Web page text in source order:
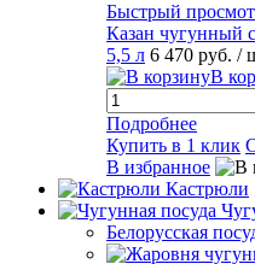
Быстрый
Казан чугунный
5,5 л 6 470 руб. /
В
Подробнее
Купить в 1 клик
В избранное
Кастрюли
Белорусская